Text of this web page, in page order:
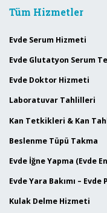
Tüm Hizmetler
Evde Serum Hizmeti
Evde Glutatyon Serum
Evde Doktor Hizmeti
Laboratuvar Tahlilleri
Kan Tetkikleri & Kan
Beslenme Tüpü Takma
Evde İğne Yapma (Evde
Evde Yara Bakımı –
Kulak Delme Hizmeti